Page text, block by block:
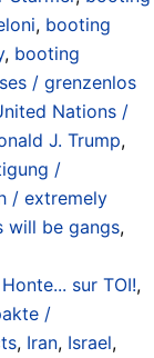
, booting
, booting
/ grenzenlos
Nations /
J. Trump,
/
/ extremely
will be gangs,
Honte... sur TOI!,
/
, Iran, Israel,